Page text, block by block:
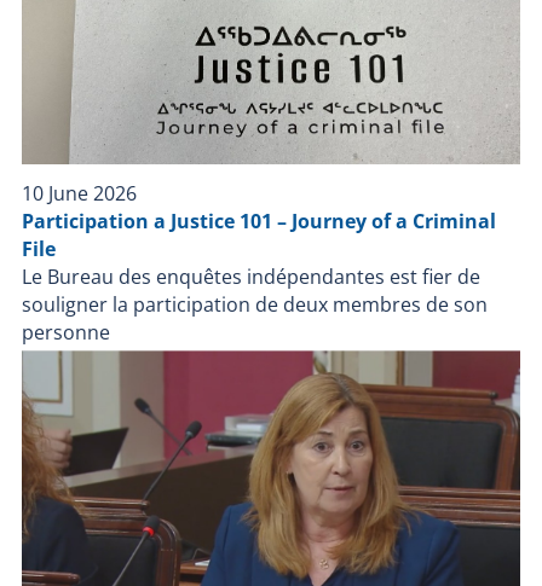
10 June 2026
Participation a Justice 101 – Journey of a Criminal
File
Le Bureau des enquêtes indépendantes est fier de
souligner la participation de deux membres de son
personne